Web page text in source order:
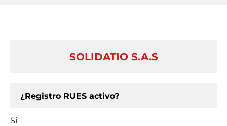
SOLIDATIO S.A.S
¿Registro RUES activo?
Si